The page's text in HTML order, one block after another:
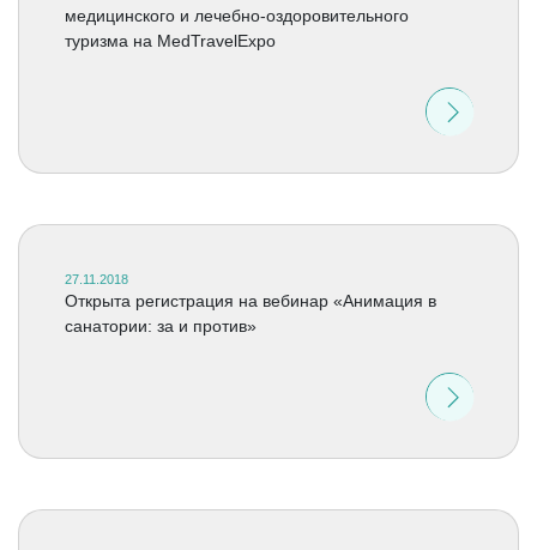
медицинского и лечебно-оздоровительного
туризма на MedTravelExpo
27.11.2018
Открыта регистрация на вебинар «Анимация в
санатории: за и против»